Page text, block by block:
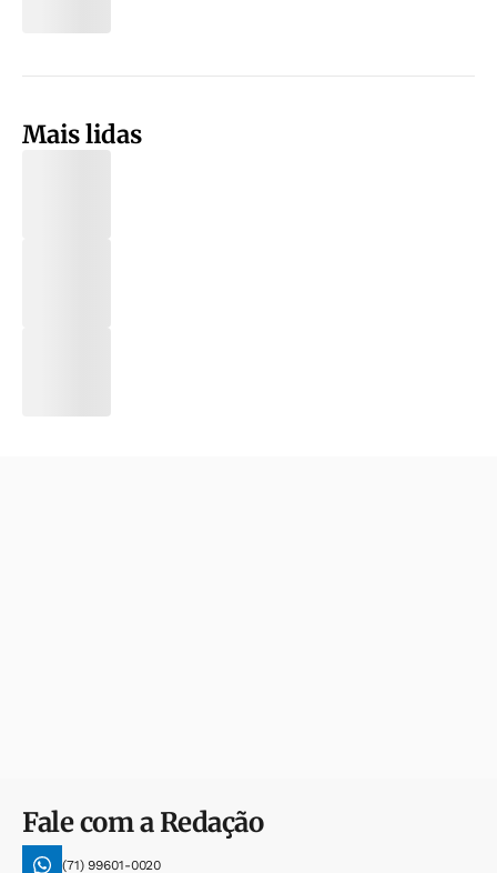
Mais lidas
Fale com a Redação
(71) 99601-0020